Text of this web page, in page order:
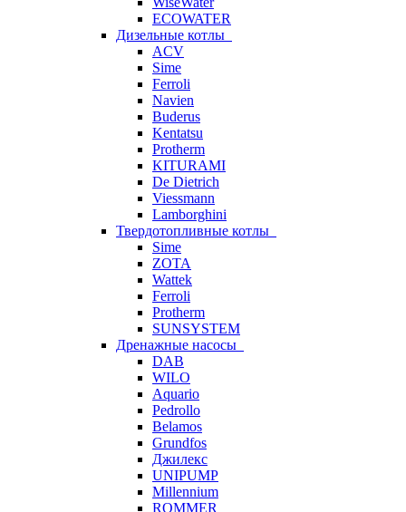
ECOWATER
Дизельные котлы
ACV
Sime
Ferroli
Navien
Buderus
Kentatsu
Protherm
KITURAMI
De Dietrich
Viessmann
Lamborghini
Твердотопливные котлы
Sime
ZOTA
Wattek
Ferroli
Protherm
SUNSYSTEM
Дренажные насосы
DAB
WILO
Aquario
Pedrollo
Belamos
Grundfos
Джилекс
UNIPUMP
Millennium
ROMMER